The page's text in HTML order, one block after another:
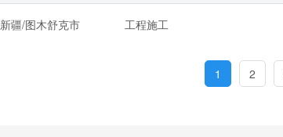
新疆/图木舒克市 工程施工
1 2